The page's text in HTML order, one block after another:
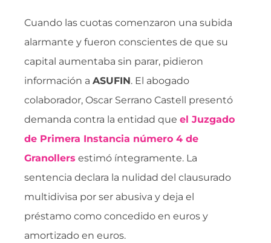
Cuando las cuotas comenzaron una subida
alarmante y fueron conscientes de que su
capital aumentaba sin parar, pidieron
información a ASUFIN. El abogado
colaborador, Oscar Serrano Castell presentó
demanda contra la entidad que el Juzgado
de Primera Instancia número 4 de
Granollers estimó íntegramente. La
sentencia declara la nulidad del clausurado
multidivisa por ser abusiva y deja el
préstamo como concedido en euros y
amortizado en euros.